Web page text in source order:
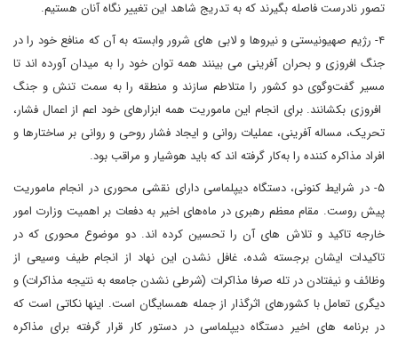
تصور نادرست فاصله بگیرند که به تدریج شاهد این تغییر نگاه آنان هستیم.
۴- رژیم صهیونیستی و نیروها و لابی های شرور وابسته به آن که منافع خود را در
جنگ افروزی و بحران آفرینی می بینند همه توان خود را به میدان آورده اند تا
مسیر گفت‌وگوی دو کشور را متلاطم سازند و منطقه را به سمت تنش و جنگ
افروزی بکشانند. برای انجام این ماموریت همه ابزارهای خود اعم از اعمال فشار،
تحریک، مساله آفرینی، عملیات روانی و ایجاد فشار روحی و روانی بر ساختارها و
افراد مذاکره کننده را به‌کار گرفته اند که باید هوشیار و مراقب بود.
۵- در شرایط کنونی، دستگاه دیپلماسی دارای نقشی محوری در انجام ماموریت
پیش روست. مقام معظم رهبری در ماه‌های اخیر به دفعات بر اهمیت وزارت امور
خارجه تاکید و تلاش های آن را تحسین کرده اند. دو موضوع محوری که در
تاکیدات ایشان برجسته شده، غافل نشدن این نهاد از انجام طیف وسیعی از
وظائف و نیفتادن در تله صرفا مذاکرات (شرطی نشدن جامعه به نتیجه مذاکرات) و
دیگری تعامل با کشورهای اثرگذار از جمله همسایگان است. اینها نکاتی است که
در برنامه های اخیر دستگاه دیپلماسی در دستور کار قرار گرفته برای مذاکره